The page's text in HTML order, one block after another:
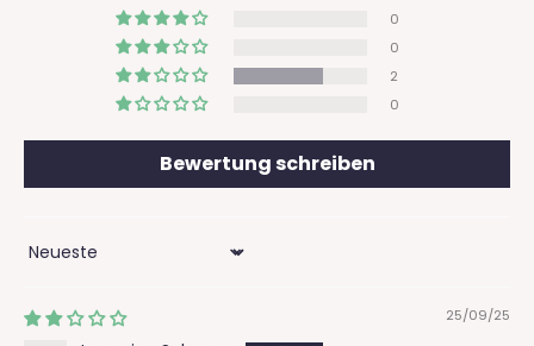
0
0
2
0
Bewertung schreiben
Sort by
25/09/25